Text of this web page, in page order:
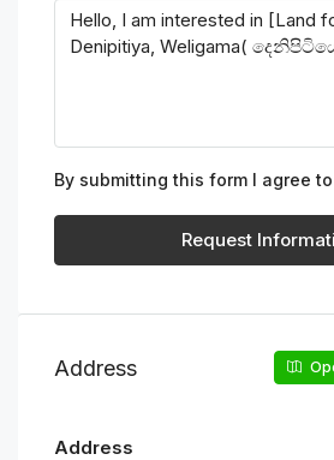
By submitting this form I agree to
Request
Address
Address